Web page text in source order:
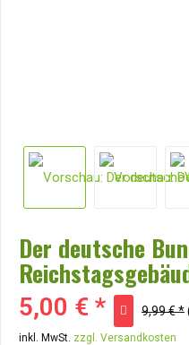
Der deutsche
5,00 € * 9,99 € *
inkl. MwSt. zzgl. Versandkosten